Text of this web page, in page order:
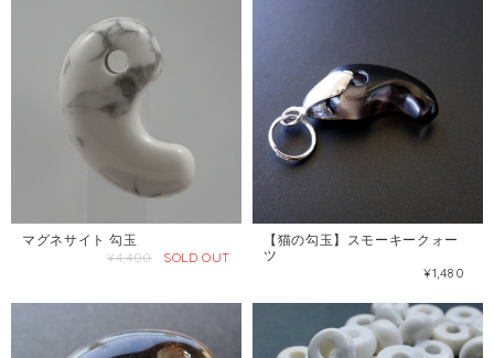
マグネサイト 勾玉
¥4,400
SOLD OUT
【猫の勾玉】スモーキークォー
ツ
¥1,480